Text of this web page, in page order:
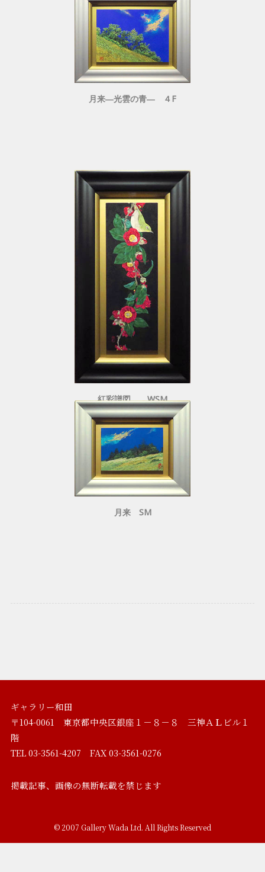
月来―光雲の青― ４F
紅彩譜図 WSM
月来 SM
ギャラリー和田
〒104-0061 東京都中央区銀座１－８－８ 三神ＡＬビル１
階
TEL 03-3561-4207 FAX 03-3561-0276
掲載記事、画像の無断転載を禁じます
© 2007 Gallery Wada Ltd. All Rights Reserved